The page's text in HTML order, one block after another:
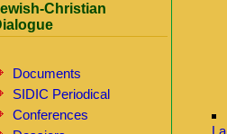
Christian
Documents
SIDIC Periodical
Conferences